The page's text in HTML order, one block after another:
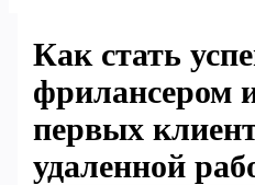
Как стать
фрилансером
первых
удаленной